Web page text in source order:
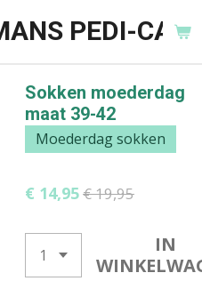
PEDI-
Sokken moederdag
maat 39-42
Moederdag sokken
€ 14,95€ 19,95
IN